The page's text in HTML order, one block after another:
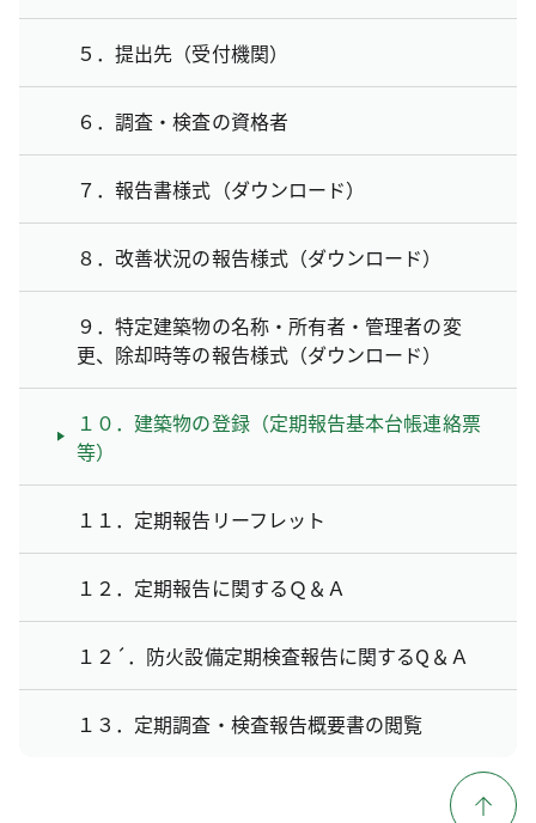
５．提出先（受付機関）
６．調査・検査の資格者
７．報告書様式（ダウンロード）
８．改善状況の報告様式（ダウンロード）
９．特定建築物の名称・所有者・管理者の変
更、除却時等の報告様式（ダウンロード）
１０．建築物の登録（定期報告基本台帳連絡票
等）
１１．定期報告リーフレット
１２．定期報告に関するＱ＆Ａ
１２´．防火設備定期検査報告に関するQ＆Ａ
１３．定期調査・検査報告概要書の閲覧